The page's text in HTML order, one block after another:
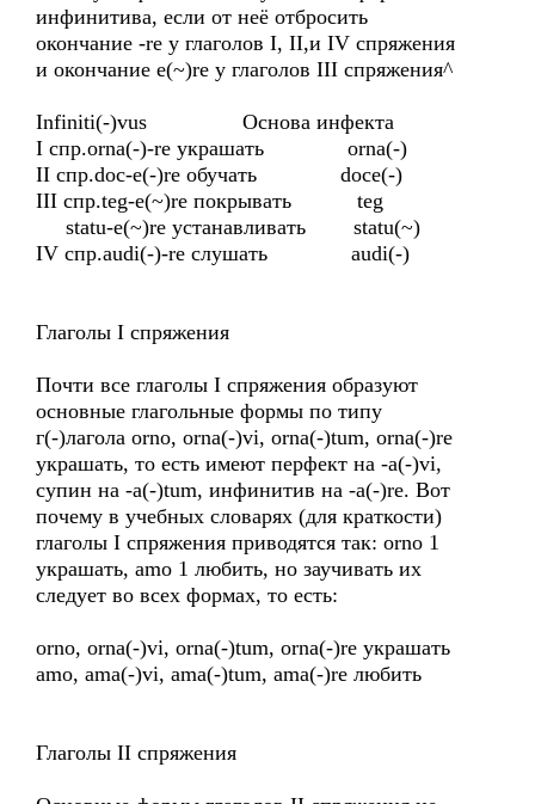
инфинитива, если от неё отбросить
окончание -re у глаголов I, II,и IV спряжения
и окончание e(~)re у глаголов III спряжения^
Infiniti(-)vus Основа инфекта
I спр.orna(-)-re украшать orna(-)
II спр.doc-e(-)re обучать doce(-)
III спр.teg-e(~)re покрывать teg
statu-e(~)re устанавливать statu(~)
IV спр.audi(-)-re слушать audi(-)
Глаголы I спряжения
Почти все глаголы I спряжения образуют
основные глагольные формы по типу
г(-)лагола orno, orna(-)vi, orna(-)tum, orna(-)re
украшать, то есть имеют перфект на -a(-)vi,
супин на -a(-)tum, инфинитив на -a(-)re. Вот
почему в учебных словарях (для краткости)
глаголы I спряжения приводятся так: orno 1
украшать, amo 1 любить, но заучивать их
следует во всех формах, то есть:
orno, orna(-)vi, orna(-)tum, orna(-)re украшать
amo, ama(-)vi, ama(-)tum, ama(-)re любить
Глаголы II спряжения